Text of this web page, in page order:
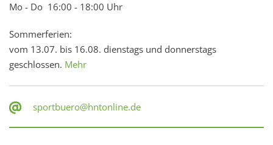
Mo - Do 16:00 - 18:00 Uhr
Sommerferien:
vom 13.07. bis 16.08. dienstags und donnerstags
geschlossen. Mehr
sportbuero@hntonline.de